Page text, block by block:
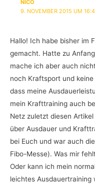
NICO
9. NOVEMBER 2015 UM
Hallo! Ich habe bisher im
gemacht. Hatte zu
mache ich aber auch
noch Kraftsport und
dass meine
mein Krafttraining auch
Netz zuletzt diesen
über Ausdauer und
bei Euch und war auch
Fibo-Messe). Was mir
Oder kann ich mein
leichtes